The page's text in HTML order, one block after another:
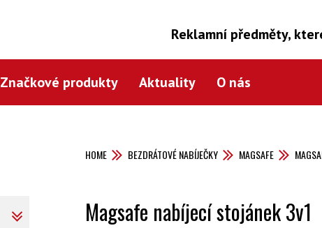
Reklamní předměty,
Značkové produkty Aktuality O nás
HOME BEZDRÁTOVÉ NABÍJEČKY MAGSAFE
Magsafe nabíjecí stojánek 3v1